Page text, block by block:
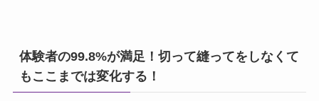
体験者の99.8%が満足！切って縫ってをしなくて
もここまでは変化する！